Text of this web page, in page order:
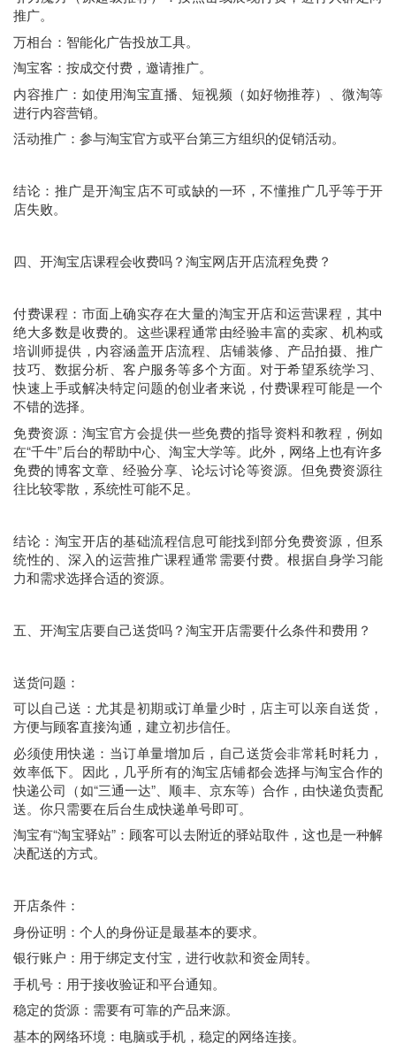
推广。
万相台：智能化广告投放工具。
淘宝客：按成交付费，邀请推广。
内容推广：如使用淘宝直播、短视频（如好物推荐）、微淘等
进行内容营销。
活动推广：参与淘宝官方或平台第三方组织的促销活动。
结论：推广是开淘宝店不可或缺的一环，不懂推广几乎等于开
店失败。
四、开淘宝店课程会收费吗？淘宝网店开店流程免费？
付费课程：市面上确实存在大量的淘宝开店和运营课程，其中
绝大多数是收费的。这些课程通常由经验丰富的卖家、机构或
培训师提供，内容涵盖开店流程、店铺装修、产品拍摄、推广
技巧、数据分析、客户服务等多个方面。对于希望系统学习、
快速上手或解决特定问题的创业者来说，付费课程可能是一个
不错的选择。
免费资源：淘宝官方会提供一些免费的指导资料和教程，例如
在“千牛”后台的帮助中心、淘宝大学等。此外，网络上也有许多
免费的博客文章、经验分享、论坛讨论等资源。但免费资源往
往比较零散，系统性可能不足。
结论：淘宝开店的基础流程信息可能找到部分免费资源，但系
统性的、深入的运营推广课程通常需要付费。根据自身学习能
力和需求选择合适的资源。
五、开淘宝店要自己送货吗？淘宝开店需要什么条件和费用？
送货问题：
可以自己送：尤其是初期或订单量少时，店主可以亲自送货，
方便与顾客直接沟通，建立初步信任。
必须使用快递：当订单量增加后，自己送货会非常耗时耗力，
效率低下。因此，几乎所有的淘宝店铺都会选择与淘宝合作的
快递公司（如“三通一达”、顺丰、京东等）合作，由快递负责配
送。你只需要在后台生成快递单号即可。
淘宝有“淘宝驿站”：顾客可以去附近的驿站取件，这也是一种解
决配送的方式。
开店条件：
身份证明：个人的身份证是最基本的要求。
银行账户：用于绑定支付宝，进行收款和资金周转。
手机号：用于接收验证和平台通知。
稳定的货源：需要有可靠的产品来源。
基本的网络环境：电脑或手机，稳定的网络连接。